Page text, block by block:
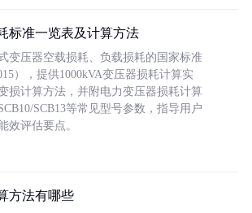
标准一览表及计算方法
变压器空载损耗、负载损耗的国家标准
），提供1000kVA变压器损耗计算实
损计算方法，并附电力变压器损耗计算
SCB13等常见型号参数，指导用户
效评估要点。
方法有哪些